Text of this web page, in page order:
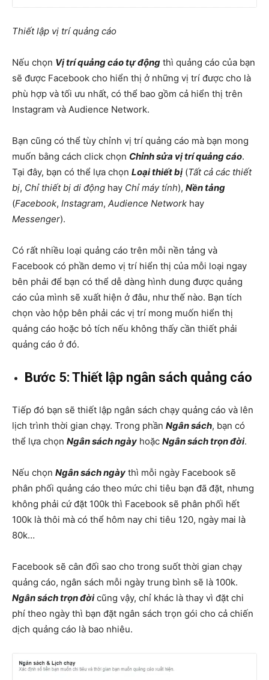
Thiết lập vị trí quảng cáo
Nếu chọn Vị trí quảng cáo tự động thì quảng cáo của bạn
sẽ được Facebook cho hiển thị ở những vị trí được cho là
phù hợp và tối ưu nhất, có thể bao gồm cả hiển thị trên
Instagram và Audience Network.
Bạn cũng có thể tùy chỉnh vị trí quảng cáo mà bạn mong
muốn bằng cách click chọn Chỉnh sửa vị trí quảng cáo.
Tại đây, bạn có thể lựa chọn Loại thiết bị(Tất cả các thiết
bị, Chỉ thiết bị di động hay Chỉ máy tính), Nền tảng
(Facebook, Instagram, Audience Network hay
Messenger).
Có rất nhiều loại quảng cáo trên mỗi nền tảng và
Facebook có phần demo vị trí hiển thị của mỗi loại ngay
bên phải để bạn có thể dễ dàng hình dung được quảng
cáo của mình sẽ xuất hiện ở đâu, như thế nào. Bạn tích
chọn vào hộp bên phải các vị trí mong muốn hiển thị
quảng cáo hoặc bỏ tích nếu không thấy cần thiết phải
quảng cáo ở đó.
Bước 5: Thiết lập ngân sách quảng cáo
Tiếp đó bạn sẽ thiết lập ngân sách chạy quảng cáo và lên
lịch trình thời gian chạy. Trong phần Ngân sách, bạn có
thể lựa chọn Ngân sách ngày hoặc Ngân sách trọn đời.
Nếu chọn Ngân sách ngày thì mỗi ngày Facebook sẽ
phân phối quảng cáo theo mức chi tiêu bạn đã đặt, nhưng
không phải cứ đặt 100k thì Facebook sẽ phân phối hết
100k là thôi mà có thể hôm nay chi tiêu 120, ngày mai là
80k…
Facebook sẽ cân đối sao cho trong suốt thời gian chạy
quảng cáo, ngân sách mỗi ngày trung bình sẽ là 100k.
Ngân sách trọn đờicũng vậy, chỉ khác là thay vì đặt chi
phí theo ngày thì bạn đặt ngân sách trọn gói cho cả chiến
dịch quảng cáo là bao nhiêu.